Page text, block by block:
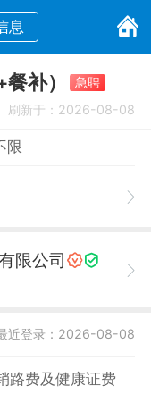
息
补） 急聘
刷新于：2026-08-08
限
限公司
近登录：2026-08-08
路费及健康证费